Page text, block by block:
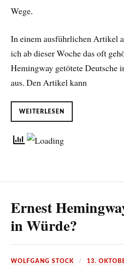
Wege.
In einem ausführlichen Artikel
ich ab dieser Woche das oft
Hemingway getötete Deutsche
aus. Den Artikel kann
WEITERLESEN
Ernest
in Würde?
WOLFGANG STOCK 13.